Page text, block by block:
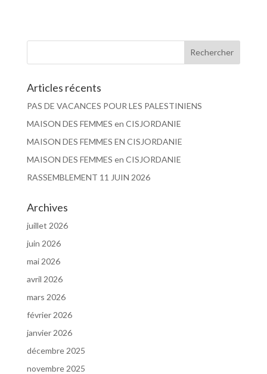
Articles récents
PAS DE VACANCES POUR LES PALESTINIENS
MAISON DES FEMMES en CISJORDANIE
MAISON DES FEMMES EN CISJORDANIE
MAISON DES FEMMES en CISJORDANIE
RASSEMBLEMENT 11 JUIN 2026
Archives
juillet 2026
juin 2026
mai 2026
avril 2026
mars 2026
février 2026
janvier 2026
décembre 2025
novembre 2025